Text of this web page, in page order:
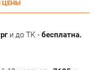
и до ТК -бесплатна.